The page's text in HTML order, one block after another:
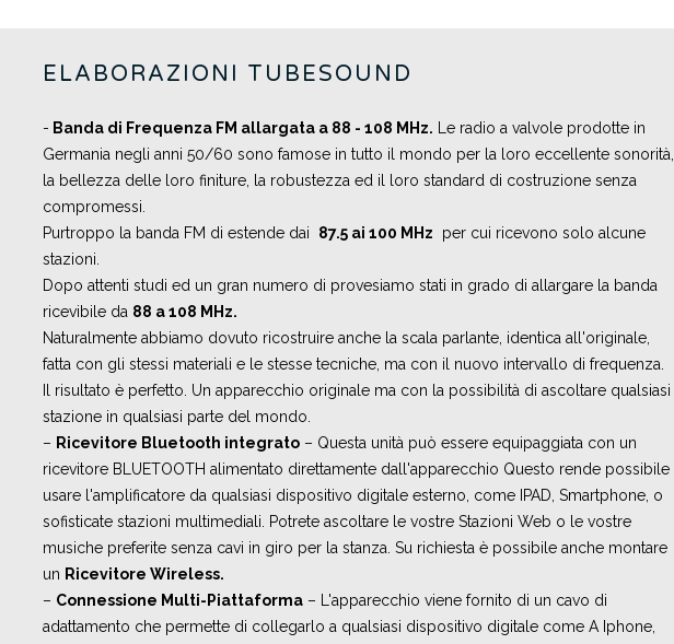
ELABORAZIONI TUBESOUND
- Banda di Frequenza FM allargata a 88 - 108 MHz. Le radio a valvole prodotte in
Germania negli anni 50/60 sono famose in tutto il mondo per la loro eccellente sonorità,
la bellezza delle loro finiture, la robustezza ed il loro standard di costruzione senza
compromessi.
Purtroppo la banda FM di estende dai 87.5 ai 100 MHz per cui ricevono solo alcune
stazioni.
Dopo attenti studi ed un gran numero di provesiamo stati in grado di allargare la banda
ricevibile da 88 a 108 MHz.
Naturalmente abbiamo dovuto ricostruire anche la scala parlante, identica all'originale,
fatta con gli stessi materiali e le stesse tecniche, ma con il nuovo intervallo di frequenza.
Il risultato è perfetto. Un apparecchio originale ma con la possibilità di ascoltare qualsiasi
stazione in qualsiasi parte del mondo.
– Ricevitore Bluetooth integrato – Questa unità può essere equipaggiata con un
ricevitore BLUETOOTH alimentato direttamente dall'apparecchio Questo rende possibile
usare l'amplificatore da qualsiasi dispositivo digitale esterno, come IPAD, Smartphone, o
sofisticate stazioni multimediali. Potrete ascoltare le vostre Stazioni Web o le vostre
musiche preferite senza cavi in giro per la stanza. Su richiesta è possibile anche montare
un Ricevitore Wireless.
– Connessione Multi-Piattaforma – L'apparecchio viene fornito di un cavo di
adattamento che permette di collegarlo a qualsiasi dispositivo digitale come A Iphone,